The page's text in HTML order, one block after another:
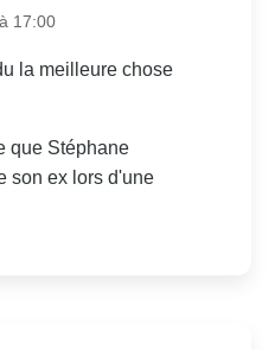
17:00
la meilleure chose
que Stéphane
son ex lors d'une